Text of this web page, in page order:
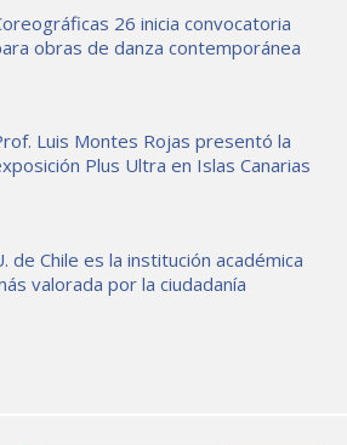
26 inicia convocatoria
obras de danza contemporánea
Luis Montes Rojas presentó la
Plus Ultra en Islas Canarias
de Chile es la institución académica
valorada por la ciudadanía